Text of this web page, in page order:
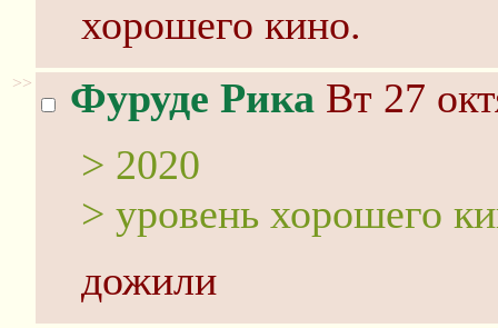
хорошего кино.
>> Фуруде Рика Вт 27
> 2020
> уровень хорошего
дожили